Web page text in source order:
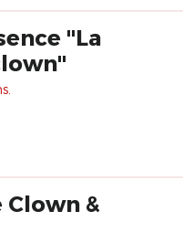
"La
&